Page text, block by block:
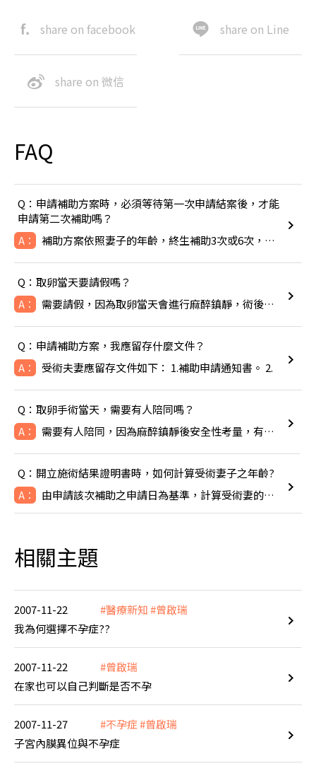
share on facebook share on Line
share on 微信
FAQ
Q：申請補助方案時，必須等待第一次申請結案後，才能
申請第二次補助嗎？
A： 補助方案依照妻子的年齡，終生補助3次或6次，除非成功生下寶寶
Q：取卵當天要請假嗎？
A： 需要請假，因為取卵當天會進行麻醉鎮靜，術後可能會感到頭暈噁心
Q：申請補助方案，我應留存什麼文件？
A： 受術夫妻應留存文件如下： 1.補助申請通知書。 2.
Q：取卵手術當天，需要有人陪同嗎？
A： 需要有人陪同，因為麻醉鎮靜後安全性考量，有人陪同比較安全。
Q：開立施術結果證明書時，如何計算受術妻子之年齡?
A： 由申請該次補助之申請日為基準，計算受術妻的年齡，即TFC於線
相關主題
2007-11-22 #醫療新知 #曾啟瑞
我為何選擇不孕症??
2007-11-22
#曾啟瑞
在家也可以自己判斷是否不孕
2007-11-27 #不孕症#曾啟瑞
子宮內膜異位與不孕症